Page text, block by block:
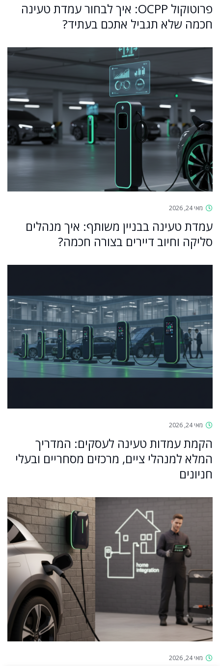
פרוטוקול OCPP: איך לבחור עמדת טעינה
חכמה שלא תגביל אתכם בעתיד?
מאי 24, 2026
עמדת טעינה בבניין משותף: איך מנהלים
סליקה וחיוב דיירים בצורה חכמה?
מאי 24, 2026
הקמת עמדות טעינה לעסקים: המדריך
המלא למנהלי ציים, מרכזים מסחריים ובעלי
חניונים
מאי 24, 2026